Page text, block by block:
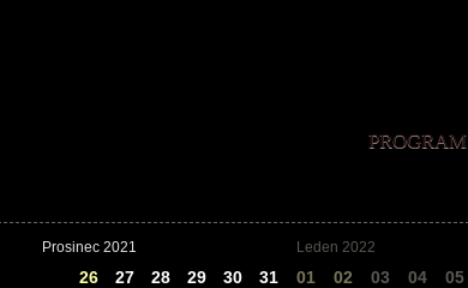
PROGRAM
Prosinec 2021
26 27 28 29 30 31
Leden 2022
01 02 03 04 05